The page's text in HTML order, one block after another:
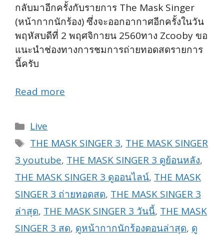
กลับมาอีกครั้งกับรายการ The Mask Singer
(หน้ากากนักร้อง) ซึ่งจะออกอากาศอีกครั้งในวัน
พฤหัสบดีที่ 2 พฤศจิกายน 2560ทาง Zcooby ขอ
แนะนำช่องทางการชมการถ่ายทอดสดรายการ
นี้ครับ
Read more
Categories
Live
Tags
THE MASK SINGER 3, THE MASK SINGER
3 youtube, THE MASK SINGER 3 ดูย้อนหลัง,
THE MASK SINGER 3 ดูออนไลน์, THE MASK
SINGER 3 ถ่ายทอดสด, THE MASK SINGER 3
ล่าสุด, THE MASK SINGER 3 วันนี้, THE MASK
SINGER 3 สด, ดูหน้ากากนักร้องตอนล่าสุด, ดู